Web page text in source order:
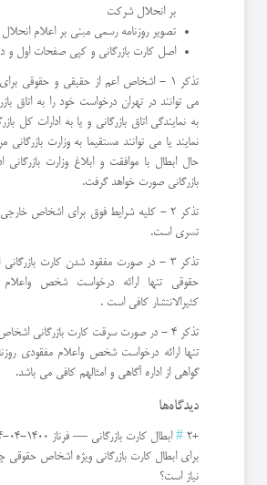
بر انحلال شركت
تصویر روزنامه رسمی مبنی بر اعلام
اصل کارت بازرگانی و كپی صفحات اول و
تذكر 1 - اشخاص اعم از حقیقی و حقوقی
می توانند در تهران درخواست خود را به اتاق
به نمایندگی اتاق بازرگانی و یا به ادارات كل
نمایند یا می توانند مستقیما به وزارت بازرگانی
حال ابطال با موافقت و ابلاغ وزارت بازرگانی
بازرگانی صورت خواهد گرفت.
تذكر 2 - كلیه شرایط فوق برای اشخاص
تسری است.
تذكر 3 - در صورت مفقود شدن کارت
حقوقی تنها ارائه درخواست شخص واعلام
كثیرالانتشار كافی است .
تذكر 4 - در صورت سرقت کارت بازرگانی
تنها ارائه درخواست شخص واعلام مفقودی
گواهی از اداره آگاهی و امثالهم كافی می باشد.
دیدگاه‌ها
+2
# ابطال کارت بازرگانی — فرناز 1400-04-04 12:51
برای ابطال کارت بازرگانی ویژه اشخاص حقوقی
نیاز است؟